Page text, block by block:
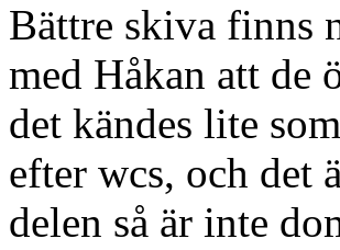
Bättre skiva finns
med Håkan att de
det kändes lite
efter wcs, och det
delen så är inte